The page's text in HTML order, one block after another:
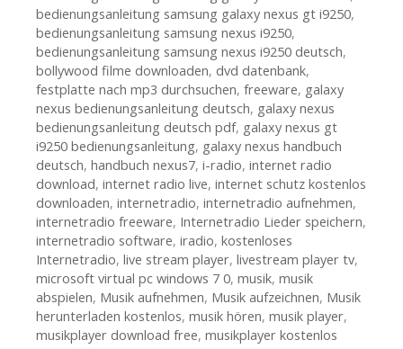
bedienungsanleitung samsung galaxy nexus gt i9250,
bedienungsanleitung samsung nexus i9250,
bedienungsanleitung samsung nexus i9250 deutsch,
bollywood filme downloaden, dvd datenbank,
festplatte nach mp3 durchsuchen, freeware, galaxy
nexus bedienungsanleitung deutsch, galaxy nexus
bedienungsanleitung deutsch pdf, galaxy nexus gt
i9250 bedienungsanleitung, galaxy nexus handbuch
deutsch, handbuch nexus7, i-radio, internet radio
download, internet radio live, internet schutz kostenlos
downloaden, internetradio, internetradio aufnehmen,
internetradio freeware, Internetradio Lieder speichern,
internetradio software, iradio, kostenloses
Internetradio, live stream player, livestream player tv,
microsoft virtual pc windows 7 0, musik, musik
abspielen, Musik aufnehmen, Musik aufzeichnen, Musik
herunterladen kostenlos, musik hören, musik player,
musikplayer download free, musikplayer kostenlos